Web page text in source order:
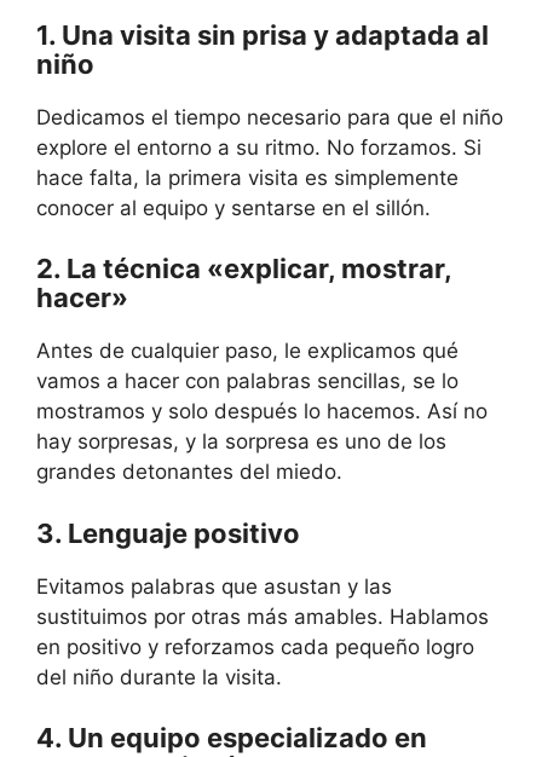
1. Una visita sin prisa y adaptada al
niño
Dedicamos el tiempo necesario para que el niño
explore el entorno a su ritmo. No forzamos. Si
hace falta, la primera visita es simplemente
conocer al equipo y sentarse en el sillón.
2. La técnica «explicar, mostrar,
hacer»
Antes de cualquier paso, le explicamos qué
vamos a hacer con palabras sencillas, se lo
mostramos y solo después lo hacemos. Así no
hay sorpresas, y la sorpresa es uno de los
grandes detonantes del miedo.
3. Lenguaje positivo
Evitamos palabras que asustan y las
sustituimos por otras más amables. Hablamos
en positivo y reforzamos cada pequeño logro
del niño durante la visita.
4. Un equipo especializado en